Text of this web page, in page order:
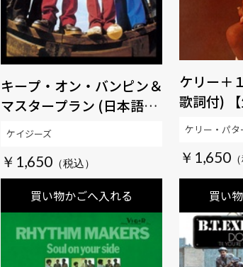
キープ・オン・バンピン＆
マスタープラン (日本語解
説、ボーナストラック付
【生産限定盤】 【SOUL百
発百中MUSIC】
￥1,650
買い物かごへ入れる
ケイジーズ
ケリー＋
歌詞付) 【
【SOUL
￥1,650
買い
ケリー・パタ